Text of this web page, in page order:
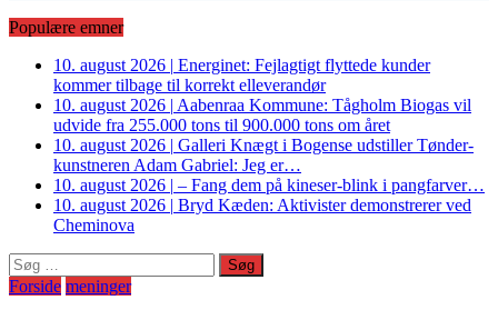
Populære emner
10. august 2026 | Energinet: Fejlagtigt flyttede kunder
kommer tilbage til korrekt elleverandør
10. august 2026 | Aabenraa Kommune: Tågholm Biogas vil
udvide fra 255.000 tons til 900.000 tons om året
10. august 2026 | Galleri Knægt i Bogense udstiller Tønder-
kunstneren Adam Gabriel: Jeg er…
10. august 2026 | – Fang dem på kineser-blink i pangfarver…
10. august 2026 | Bryd Kæden: Aktivister demonstrerer ved
Cheminova
Søg
efter:
Forside meninger